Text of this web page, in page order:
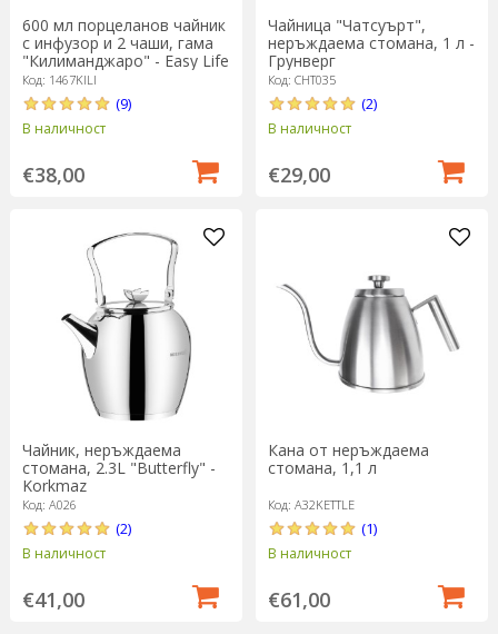
600 мл порцеланов чайник
с инфузор и 2 чаши, гама
"Килиманджаро" - Easy Life
Код: 1467KILI
(9)
В наличност
€38,00
Чайница "Чатсуърт",
неръждаема стомана, 1 л -
Грунверг
Код: CHT035
(2)
В наличност
€29,00
Чайник, неръждаема
стомана, 2.3L "Butterfly" -
Korkmaz
Код: A026
(2)
В наличност
€41,00
Кана от неръждаема
стомана, 1,1 л
Код: A32KETTLE
(1)
В наличност
€61,00